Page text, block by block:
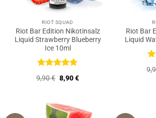
RIOT SQUAD
Riot Bar Edition Nikotinsalz
Liquid Strawberry Blueberry
Ice 10ml
Bewertet
mit 5 von
9,90€ Ursprünglicher
Preis
8,90€Aktueller
Riot Bar
Liquid